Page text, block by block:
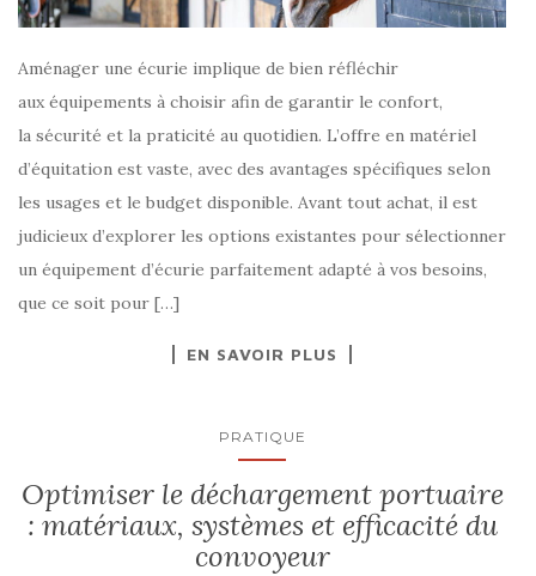
Aménager une écurie implique de bien réfléchir
aux équipements à choisir afin de garantir le confort,
la sécurité et la praticité au quotidien. L’offre en matériel
d’équitation est vaste, avec des avantages spécifiques selon
les usages et le budget disponible. Avant tout achat, il est
judicieux d’explorer les options existantes pour sélectionner
un équipement d’écurie parfaitement adapté à vos besoins,
que ce soit pour […]
EN SAVOIR PLUS
PRATIQUE
Optimiser le déchargement portuaire
: matériaux, systèmes et efficacité du
convoyeur